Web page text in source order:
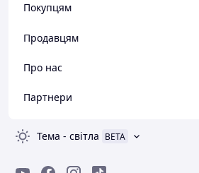
Покупцям
Продавцям
Про нас
Партнери
Тема - світла BETA